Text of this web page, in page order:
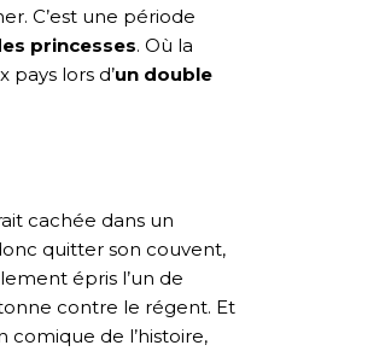
C’est une période
princesses. Où la
lors d’un double
cachée dans un
quitter son couvent,
épris l’un de
contre le régent. Et
de l’histoire,